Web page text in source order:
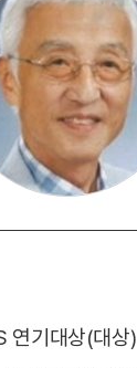
연기대상(대상)